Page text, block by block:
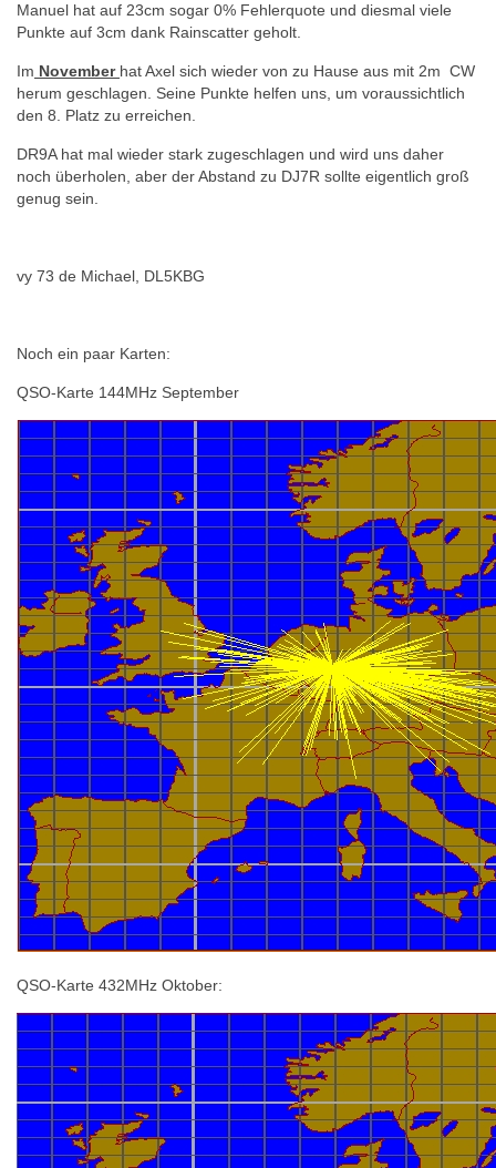
Manuel hat auf 23cm sogar 0% Fehlerquote und diesmal viele
Punkte auf 3cm dank Rainscatter geholt.
Im November hat Axel sich wieder von zu Hause aus mit 2m CW
herum geschlagen. Seine Punkte helfen uns, um voraussichtlich
den 8. Platz zu erreichen.
DR9A hat mal wieder stark zugeschlagen und wird uns daher
noch überholen, aber der Abstand zu DJ7R sollte eigentlich groß
genug sein.
vy 73 de Michael, DL5KBG
Noch ein paar Karten:
QSO-Karte 144MHz September
QSO-Karte 432MHz Oktober: